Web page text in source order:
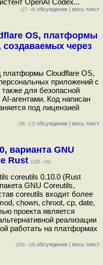
OpenAI Codex...
(27 –8) обсуждение | весь текст
OS, платформы
через
платформы Cloudflare OS,
приложений с
для безопасной
агентами. Код написан
под лицензией
(38 –17) обсуждение | весь текст
варианта GNU
Rust (100 –16)
coreutils 0.10.0 (Rust
GNU Coreutils,
coreutils входит более
chown, chroot, cp, date,
проекта является
реализации
работать на платформах
(100 –16) обсуждение | весь текст